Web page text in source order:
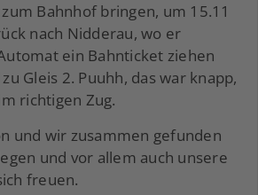
Bahnhof bringen, um 15.11
nach Nidderau, wo er
ein Bahnticket ziehen
Gleis 2. Puuhh, das war knapp,
richtigen Zug.
und wir zusammen gefunden
und vor allem auch unsere
freuen.